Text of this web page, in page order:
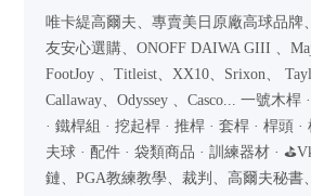
唯卡緹高爾夫、專賣美日原廠高球品牌
友安心選購、ONOFF DAIWA GIII 、
FootJoy 、Titleist、XX10、Srixon、
Callaway、Odyssey 、Casco... 一號木桿
· 鐵桿組 · 挖起桿 · 推桿 · 套桿 · 桿頭 ·
夫球 · 配件 · 袋類商品 · 訓練器材 ·
鏈、PGA教練教學、裁判、高爾夫秘書